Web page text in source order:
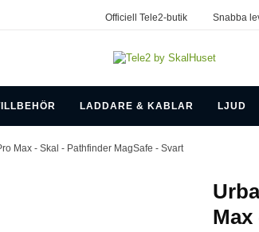
Officiell Tele2-butik Snabba
LADDARE & KABLAR LJUD
Max - Skal - Pathfinder MagSafe - Svart